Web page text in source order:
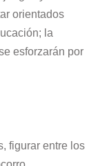
orientados
la
esforzarán por
figurar entre los